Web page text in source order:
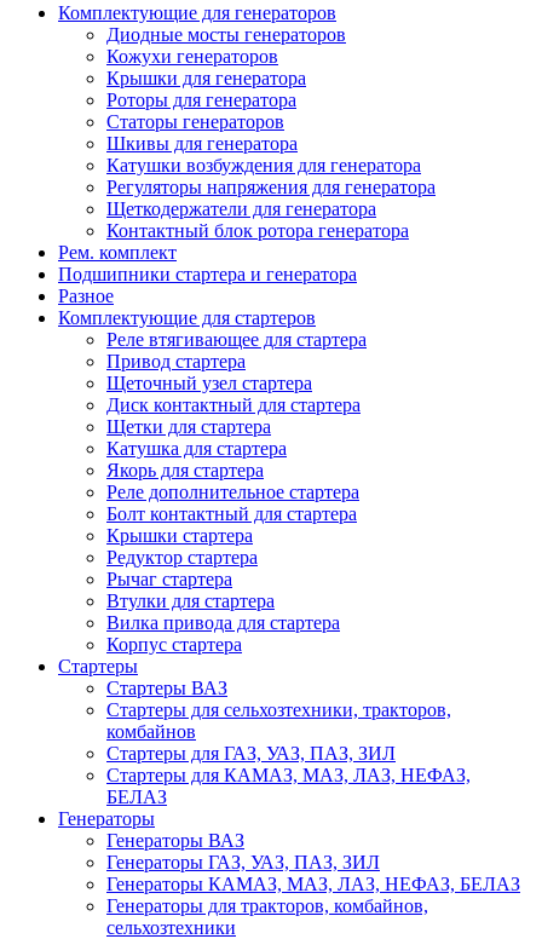
Комплектующие для генераторов
Диодные мосты генераторов
Кожухи генераторов
Крышки для генератора
Роторы для генератора
Статоры генераторов
Шкивы для генератора
Катушки возбуждения для генератора
Регуляторы напряжения для генератора
Щеткодержатели для генератора
Контактный блок ротора генератора
Рем. комплект
Подшипники стартера и генератора
Разное
Комплектующие для стартеров
Реле втягивающее для стартера
Привод стартера
Щеточный узел стартера
Диск контактный для стартера
Щетки для стартера
Катушка для стартера
Якорь для стартера
Реле дополнительное стартера
Болт контактный для стартера
Крышки стартера
Редуктор стартера
Рычаг стартера
Втулки для стартера
Вилка привода для стартера
Корпус стартера
Стартеры
Стартеры ВАЗ
Стартеры для сельхозтехники, тракторов,
комбайнов
Стартеры для ГАЗ, УАЗ, ПАЗ, ЗИЛ
Стартеры для КАМАЗ, МАЗ, ЛАЗ, НЕФАЗ,
БЕЛАЗ
Генераторы
Генераторы ВАЗ
Генераторы ГАЗ, УАЗ, ПАЗ, ЗИЛ
Генераторы КАМАЗ, МАЗ, ЛАЗ, НЕФАЗ, БЕЛАЗ
Генераторы для тракторов, комбайнов,
сельхозтехники